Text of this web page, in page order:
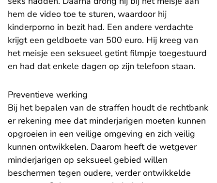
hem de video toe te sturen, waardoor hij
kinderporno in bezit had. Een andere verdachte
krijgt een geldboete van 500 euro. Hij kreeg van
het meisje een seksueel getint filmpje toegestuurd
en had dat enkele dagen op zijn telefoon staan.
Preventieve werking
Bij het bepalen van de straffen houdt de rechtbank
er rekening mee dat minderjarigen moeten kunnen
opgroeien in een veilige omgeving en zich veilig
kunnen ontwikkelen. Daarom heeft de wetgever
minderjarigen op seksueel gebied willen
beschermen tegen oudere, verder ontwikkelde